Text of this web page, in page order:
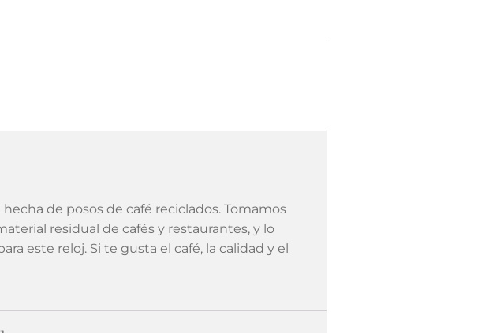
hecha de posos de café reciclados. Tomamos
residual de cafés y restaurantes, y lo
este reloj. Si te gusta el café, la calidad y el